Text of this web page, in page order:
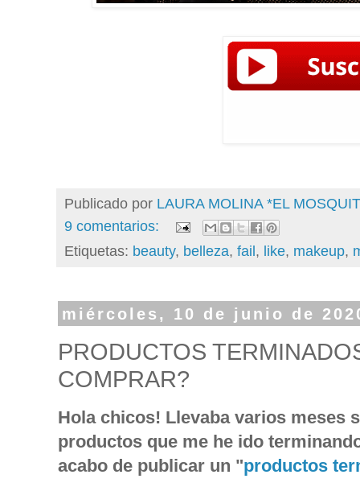
Publicado por LAURA MOLINA *EL
9 comentarios:
Etiquetas: beauty, belleza, fail, like, makeup,
miércoles, 10 de junio de
PRODUCTOS
COMPRAR?
Hola chicos! Llevaba varios meses
productos que me he ido
acabo de publicar un "productos